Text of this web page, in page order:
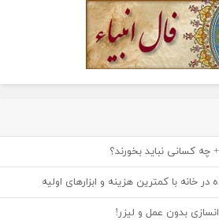
کسانی نباید بخورند؟
خانه با کمترین هزینه و ابزارهای اولیه
بدون عمل و لیزر!